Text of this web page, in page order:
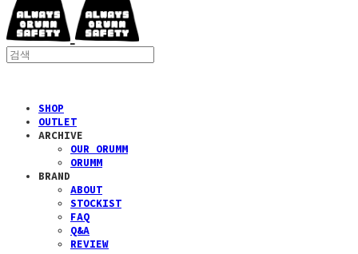
SHOP
OUTLET
ARCHIVE
OUR ORUMM
ORUMM
BRAND
ABOUT
STOCKIST
FAQ
Q&A
REVIEW